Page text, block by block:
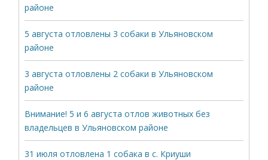
районе
5 августа отловлены 3 собаки в Ульяновском
районе
3 августа отловлены 2 собаки в Ульяновском
районе
Внимание! 5 и 6 августа отлов животных без
владельцев в Ульяновском районе
31 июля отловлена 1 собака в с. Криуши